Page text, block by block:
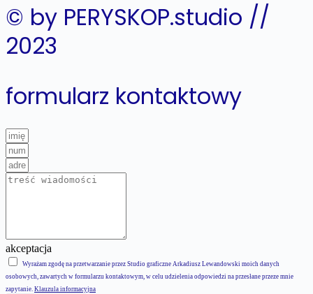
© by PERYSKOP.studio //
2023
formularz kontaktowy
akceptacja
Wyrażam zgodę na przetwarzanie przez Studio graficzne Arkadiusz Lewandowski moich danych
osobowych, zawartych w formularzu kontaktowym, w celu udzielenia odpowiedzi na przesłane przeze mnie
zapytanie. Klauzula informacyjna